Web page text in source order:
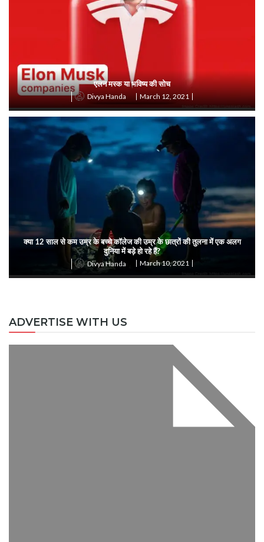
एलन मस्क या भविष्य की सोच
Divya Handa March 12, 2021
क्या 12 साल से कम उम्र के बच्चे कॉलेज की उम्र के छात्रों की तुलना में एक अलग
दुनिया में बड़े हो रहे हैं?
Divya Handa March 10, 2021
ADVERTISE WITH US